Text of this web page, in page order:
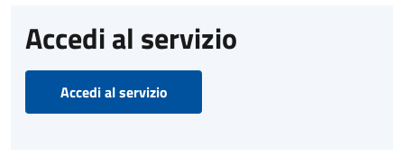
Accedi al servizio
Accedi al servizio